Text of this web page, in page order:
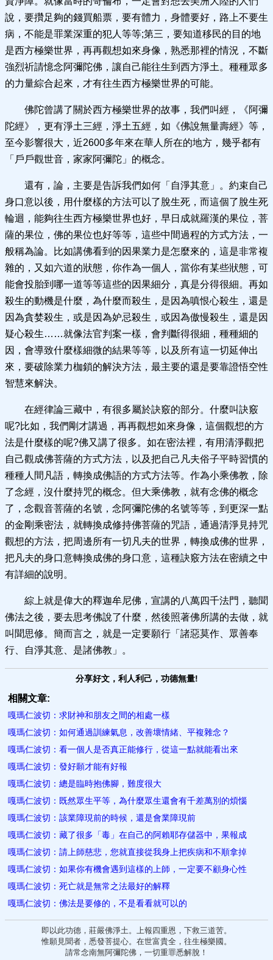
說，要攢足夠的錢買船票，要有體力，身體要好，路上不要生
病，不能是罪業深重的犯人等等;第三，要知道移民的目的地
是西方極樂世界，再再觀想如來身像，熟悉那裡的情況，不斷
強烈祈請憶念阿彌陀佛，讓自己能往生到西方淨土。種種眾多
的力量綜合起來，才有往生西方極樂世界的可能。
佛陀曾講了關於西方極樂世界的故事，我們叫經，《阿彌
陀經》，更有淨土三經，淨土五經，如《佛說無量壽經》等，
至今影響很大，近2600多年來在華人所在的地方，幾乎都有
「戶戶觀世音，家家阿彌陀」的概念。
還有，論，主要是告訴我們如何「自淨其意」。約束自己
身口意以後，用什麼樣的方法可以了脫生死，而這個了脫生死
輪迴，能夠往生西方極樂世界也好，早日成就羅漢的果位，菩
薩的果位，佛的果位也好等等，這些中間過程的方式方法，一
般稱為論。比如講佛看到的因果業力是怎麼來的，這是非常複
雜的，又如六道的狀態，你作為一個人，當你有某些狀態，可
能會投胎到哪一道等等這些的因果細分，真是分得很細。再如
殺生的動機是什麼，為什麼而殺生，是因為嗔恨心殺生，還是
因為貪婪殺生，或是因為妒忌殺生，或因為傲慢殺生，還是因
疑心殺生……就像法官判案一樣，會判斷得很細，種種細的
因，會導致什麼樣細微的結果等等，以及所有這一切延伸出
來，要破除業力枷鎖的解決方法，最主要的還是要靠證悟空性
智慧來解決。
在經律論三藏中，有很多屬於訣竅的部分。什麼叫訣竅
呢?比如，我們剛才講過，再再觀想如來身像，這個觀想的方
法是什麼樣的呢?佛又講了很多。如在密法裡，有用清淨觀把
自己觀成佛菩薩的方式方法，以及把自己凡夫俗子平時習慣的
種種人間凡語，轉換成佛語的方式方法等。作為小乘佛教，除
了念經，沒什麼持咒的概念。但大乘佛教，就有念佛的概念
了，念觀音菩薩的名號，念阿彌陀佛的名號等等，到更深一點
的金剛乘密法，就轉換成修持佛菩薩的咒語，通過清淨見持咒
觀想的方法，把周邊所有一切凡夫的世界，轉換成佛的世界，
把凡夫的身口意轉換成佛的身口意，這種訣竅方法在密續之中
有詳細的說明。
綜上就是偉大的釋迦牟尼佛，宣講的八萬四千法門，聽聞
佛法之後，要去思考佛說了什麼，然後照著佛所講的去做，就
叫聞思修。簡而言之，就是一定要願行「諸惡莫作、眾善奉
行、自淨其意、是諸佛教」。
分享好文，利人利己，功德無量!
相關文章:
嘎瑪仁波切：求財神和朋友之間的相處一樣
嘎瑪仁波切：如何通過訓練氣息，改善壞情緒、平複雜念？
嘎瑪仁波切：看一個人是否真正能修行，從這一點就能看出來
嘎瑪仁波切：發好願才能有好報
嘎瑪仁波切：總是臨時抱佛腳，難度很大
嘎瑪仁波切：既然眾生平等，為什麼眾生還會有千差萬別的煩惱
嘎瑪仁波切：該業障現前的時候，還是會業障現前
嘎瑪仁波切：藏了很多「毒」在自己的阿賴耶存儲器中，果報成
嘎瑪仁波切：請上師慈悲，您就直接從我身上把疾病和不順拿掉
嘎瑪仁波切：如果你有機會遇到這樣的上師，一定要不顧身心性
嘎瑪仁波切：死亡就是無常之法最好的解釋
嘎瑪仁波切：佛法是要修的，不是看看就可以的
即以此功德，莊嚴佛淨土。上報四重恩，下救三道苦。
惟願見聞者，悉發菩提心。在世富貴全，往生極樂國。
請常念南無阿彌陀佛，一切重罪悉解脫！